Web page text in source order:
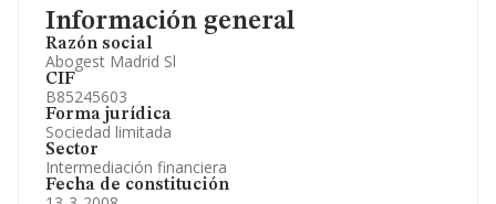
Información general
Razón social
Abogest Madrid Sl
CIF
B85245603
Forma jurídica
Sociedad limitada
Sector
Intermediación financiera
Fecha de constitución
Información oficial y registral complementaria.